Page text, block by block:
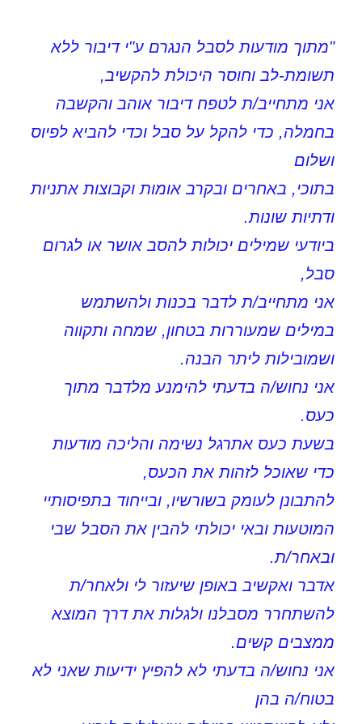
"מתוך מודעות לסבל הנגרם ע"י דיבור ללא
תשומת-לב וחוסר היכולת להקשיב,
אני מתחייב/ת לטפח דיבור אוהב והקשבה
בחמלה, כדי להקל על סבל וכדי להביא לפיוס
ושלום
בתוכי, באחרים ובקרב אומות וקבוצות אתניות
ודתיות שונות.
ביודעי שמילים יכולות להסב אושר או לגרום
סבל,
אני מתחייב/ת לדבר בכנות ולהשתמש
במילים שמעוררות בטחון, שמחה ותקווה
ושמובילות ליתר הבנה.
אני נחוש/ה בדעתי להימנע מלדבר מתוך
כעס.
בשעת כעס אתרגל נשימה והליכה מודעות
כדי שאוכל לזהות את הכעס,
להתבונן לעומק בשורשיו, ובייחוד בתפיסותיי
המוטעות ובאי יכולתי להבין את הסבל שבי
ובאחר/ת.
אדבר ואקשיב באופן שיעזור לי ולאחר/ת
להשתחרר מסבלנו ולגלות את דרך המוצא
ממצבים קשים.
אני נחוש/ה בדעתי לא להפיץ ידיעות שאני לא
בטוח/ה בהן